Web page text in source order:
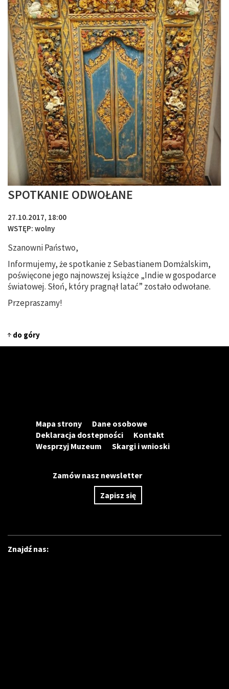
SPOTKANIE ODWOŁANE
27.10.2017, 18:00
WSTĘP: wolny
Szanowni Państwo,
Informujemy, że spotkanie z Sebastianem Domżalskim,
poświęcone jego najnowszej książce „Indie w gospodarce
światowej. Słoń, który pragnął latać” zostało odwołane.
Przepraszamy!
do góry
Mapa strony
Dane osobowe
Deklaracja dostepności
Kontakt
Wesprzyj Muzeum
Skargi i wnioski
Zamów nasz newsletter
Zapisz się
Znajdź nas: